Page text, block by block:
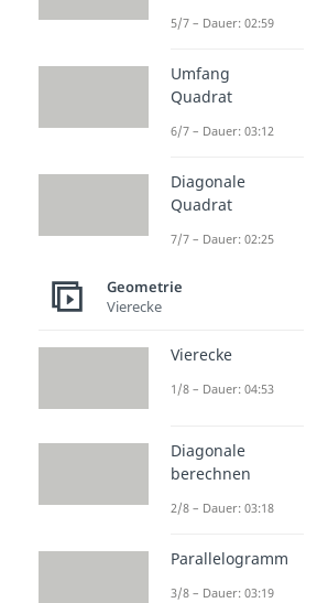
Beliebte
Bereich
Höhens
Dauer:
5/7 – Dauer: 02:59
Umfang
Quadrat
6/7 – Dauer: 03:12
Diagonale
Quadrat
7/7 – Dauer: 02:25
Geometrie
Vierecke
Vierecke
1/8 – Dauer: 04:53
Diagonale
berechnen
2/8 – Dauer: 03:18
Parallelogramm
3/8 – Dauer: 03:19